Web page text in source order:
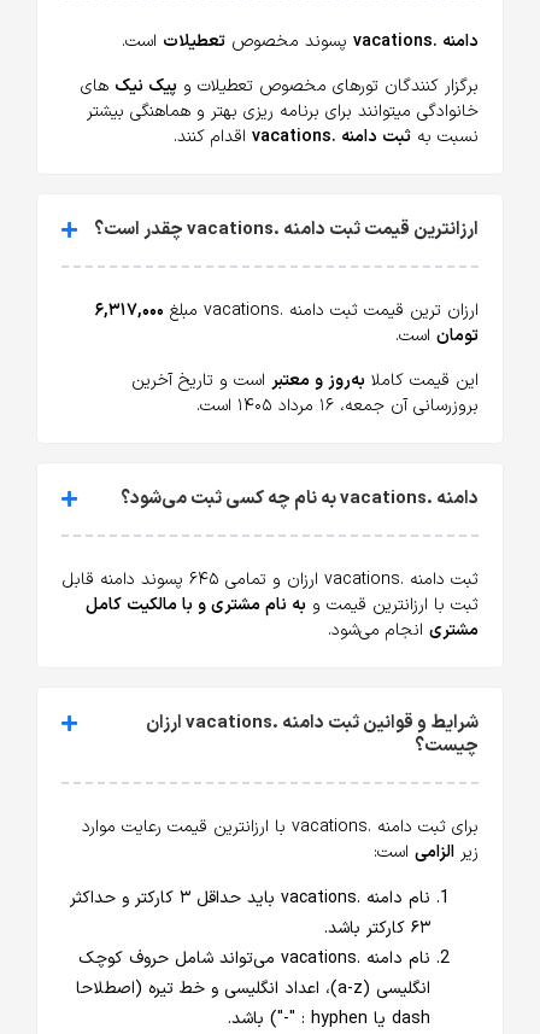
دامنه .vacations پسوند مخصوص تعطیلات است.
برگزار کنندگان تورهای مخصوص تعطیلات و پیک نیک های
خانوادگی میتوانند برای برنامه ریزی بهتر و هماهنگی بیشتر
نسبت به ثبت دامنه .vacations اقدام کنند.
ارزانترین قیمت ثبت دامنه .vacations چقدر است؟
ارزان ترین قیمت ثبت دامنه .vacations مبلغ
۶,۳۱۷,۰۰۰
تومان است.
این قیمت کاملا به‌روز و معتبر است و تاریخ آخرین
بروزرسانی آن جمعه، ۱۶ مرداد ۱۴۰۵ است.
دامنه .vacations به نام چه کسی ثبت می‌شود؟
ثبت دامنه .vacations ارزان و تمامی ۶۴۵ پسوند دامنه قابل
ثبت با ارزانترین قیمت و به نام مشتری و با مالکیت کامل
مشتری انجام می‌شود.
شرایط و قوانین ثبت دامنه .vacations ارزان
چیست؟
برای ثبت دامنه .vacations با ارزانترین قیمت رعایت موارد
زیر الزامی است:
نام دامنه .vacations باید حداقل ۳ کارکتر و حداکثر
۶۳ کارکتر باشد.
نام دامنه .vacations می‌تواند شامل حروف کوچک
انگلیسی (a-z)، اعداد انگلیسی و خط تیره (اصطلاحا
dash یا hyphen : "-") باشد.